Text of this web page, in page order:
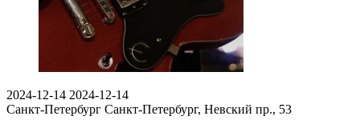
2024-12-14 2024-12-14
Санкт-Петербург Санкт-Петербург, Невский пр., 53